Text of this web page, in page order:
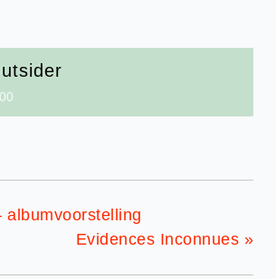
albumvoorstelling
Evidences Inconnues »